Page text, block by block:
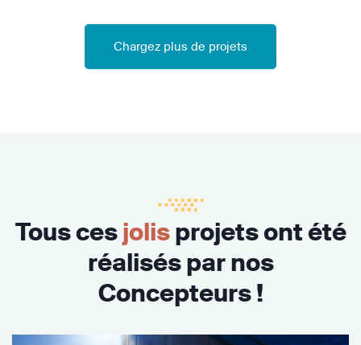
Chargez plus de projets
Tous cesjolisprojets ont été
réalisés par nos
Concepteurs !